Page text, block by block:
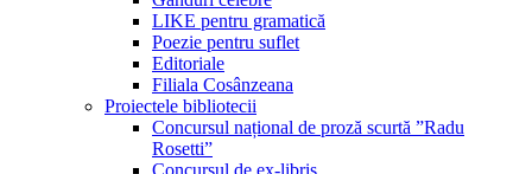
LIKE pentru gramatică
Poezie pentru suflet
Editoriale
Filiala Cosânzeana
Proiectele bibliotecii
Concursul național de proză scurtă ”Radu
Rosetti”